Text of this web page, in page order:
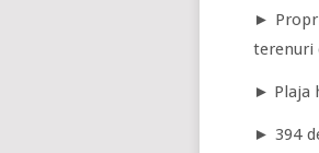
►
terenuri
► Plaja
► 394